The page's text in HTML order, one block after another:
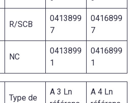
R/SCB
0413899
7
0416899
7
NC
0413899
1
0416899
1
Type de
A 3 Ln
A 4 Ln